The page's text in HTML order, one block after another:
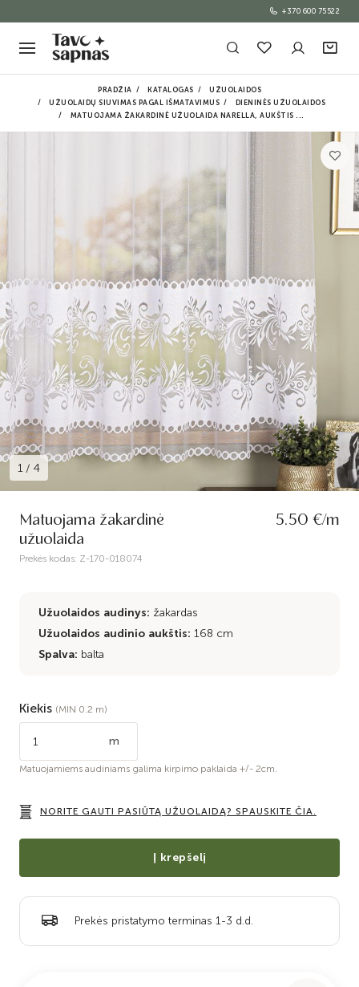
+370 600 75522
PRADŽIA KATALOGAS
UŽUOLAIDOS
UŽUOLAIDŲ SIUVIMAS PAGAL IŠMATAVIMUS
DIENINĖS UŽUOLAIDOS
MATUOJAMA ŽAKARDINĖ UŽUOLAIDA NARELLA, AUKŠTIS ...
1 / 4
Matuojama žakardinė
užuolaida
Prekės kodas: Z-170-018074
5.50 €/m
Užuolaidos audinys: žakardas
Užuolaidos audinio aukštis: 168 cm
Spalva: balta
Kiekis (MIN 0.2 m)
m
Matuojamiems audiniams galima kirpimo paklaida +/- 2cm.
NORITE GAUTI PASIŪTĄ UŽUOLAIDĄ? SPAUSKITE ČIA.
Į krepšelį
Prekės pristatymo terminas 1-3 d.d.